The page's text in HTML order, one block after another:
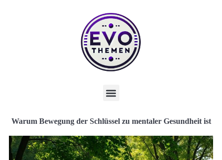
Warum Bewegung der Schlüssel zu mentaler Gesundheit ist